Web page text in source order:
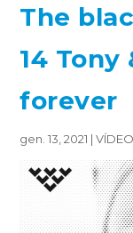
The
14 Tony
forever
gen. 13, 2021 |VÍDEO